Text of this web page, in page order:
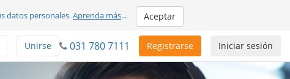
datos personales.Aprenda más... Aceptar
Iniciar sesión
Registrarse
031 780 7111
Unirse